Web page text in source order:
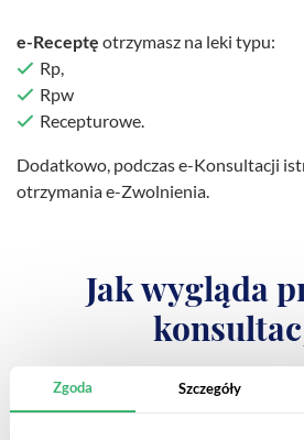
e-Receptę otrzymasz na leki typu:
Rp,
Rpw
Recepturowe.
Dodatkowo, podczas e-Konsultacji
otrzymania e-Zwolnienia.
Jak wygląda
Zgoda Szczegóły